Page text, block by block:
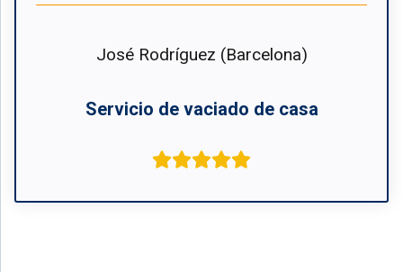
José Rodríguez (Barcelona)
Servicio de vaciado de casa